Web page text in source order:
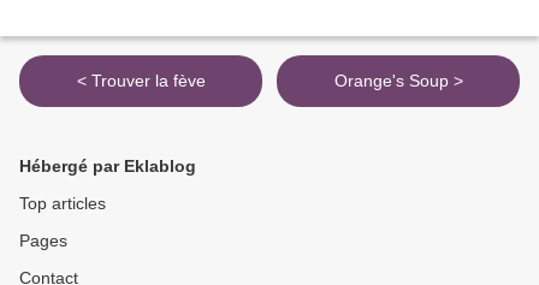
< Trouver la fève Orange's Soup >
Hébergé par Eklablog
Top articles
Pages
Contact